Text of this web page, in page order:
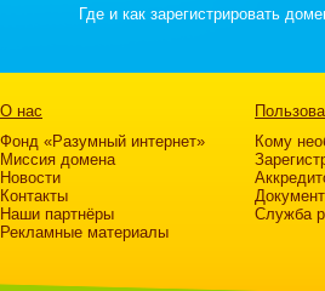
Где и как зарегистрировать
О нас
Фонд «Разумный интернет»
Миссия домена
Новости
Контакты
Наши партнёры
Рекламные материалы
Кому
Служба